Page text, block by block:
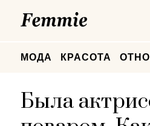
МОДА КРАСОТА
Была